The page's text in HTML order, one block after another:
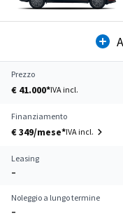
Prezzo
€ 41.000*IVA incl.
Finanziamento
€ 349/mese*IVA incl.
Leasing
–
Noleggio a lungo termine
–